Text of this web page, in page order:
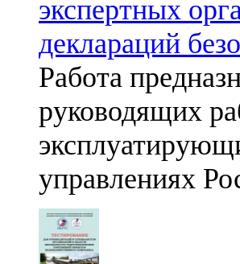
экспертных
деклараций
Работа
руководящих
управлениях